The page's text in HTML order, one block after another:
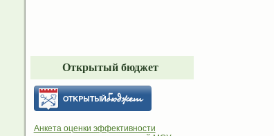
Открытый бюджет
Анкета оценки эффективности